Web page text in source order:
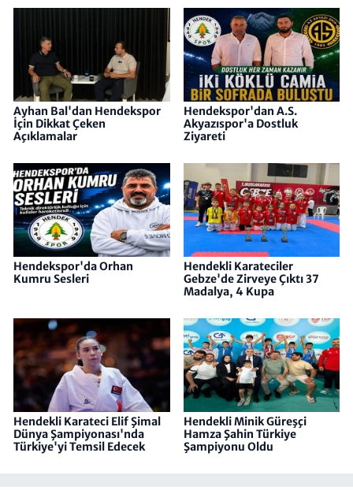
Ayhan Bal'dan Hendekspor
İçin Dikkat Çeken
Açıklamalar
Hendekspor'dan A.S.
Akyazıspor'a Dostluk
Ziyareti
Hendekspor'da Orhan
Kumru Sesleri
Hendekli Karateciler
Gebze'de Zirveye Çıktı 37
Madalya, 4 Kupa
Hendekli Karateci Elif Şimal
Dünya Şampiyonası'nda
Türkiye'yi Temsil Edecek
Hendekli Minik Güreşçi
Hamza Şahin Türkiye
Şampiyonu Oldu